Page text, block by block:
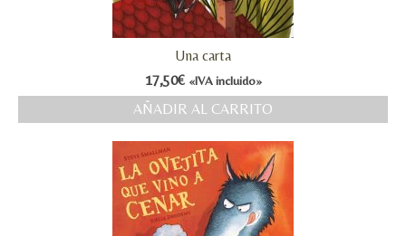
Una carta
17,50€ «IVA incluido»
AÑADIR AL CARRITO